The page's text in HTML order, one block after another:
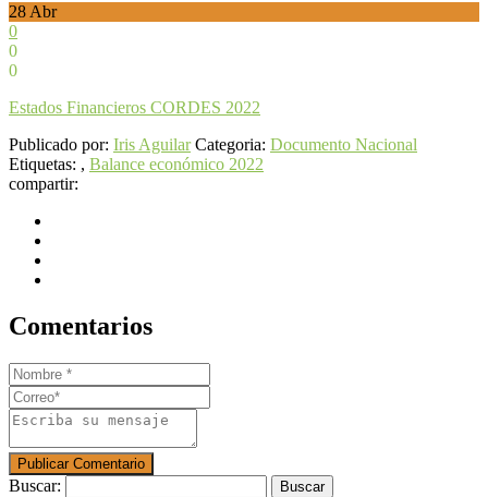
28 Abr
0
0
0
Estados Financieros CORDES 2022
Publicado por: Iris Aguilar Categoria: Documento Nacional
Etiquetas: , Balance económico 2022
compartir:
Comentarios
Buscar: